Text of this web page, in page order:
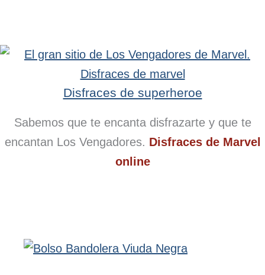
Disfraces de superheroe
Sabemos que te encanta disfrazarte y que te
encantan Los Vengadores. Disfraces de Marvel
online